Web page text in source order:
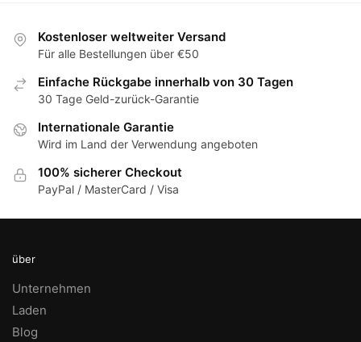
Kostenloser weltweiter Versand
Für alle Bestellungen über €50
Einfache Rückgabe innerhalb von 30 Tagen
30 Tage Geld-zurück-Garantie
Internationale Garantie
Wird im Land der Verwendung angeboten
100% sicherer Checkout
PayPal / MasterCard / Visa
über
Unternehmen
Laden
Blog